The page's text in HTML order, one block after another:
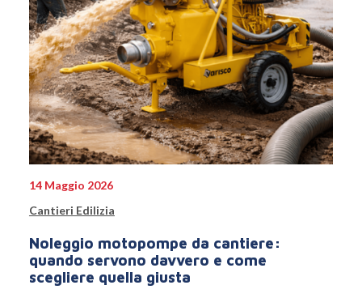
14 Maggio 2026
Cantieri Edilizia
Noleggio motopompe da cantiere:
quando servono davvero e come
scegliere quella giusta